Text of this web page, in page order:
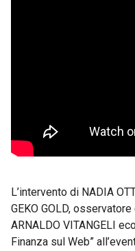
L’intervento di NADIA
GEKO GOLD,
ARNALDO VITANGELI
Finanza sul Web”